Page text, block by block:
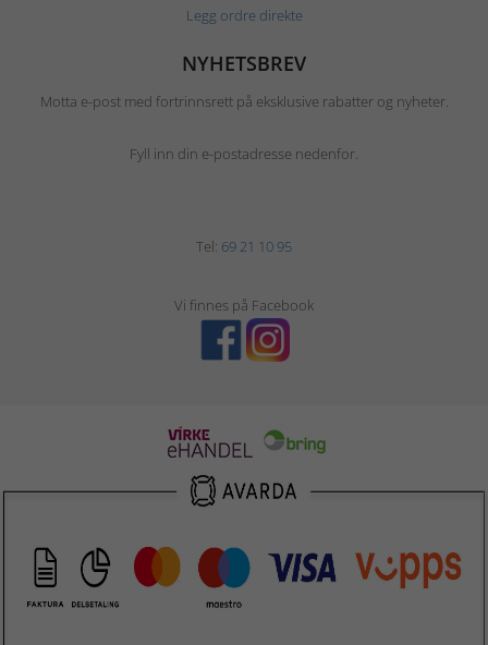
Legg ordre direkte
NYHETSBREV
Motta e-post med fortrinnsrett på eksklusive rabatter og nyheter.
Fyll inn din e-postadresse nedenfor.
Tel: 69 21 10 95
Vi finnes på Facebook